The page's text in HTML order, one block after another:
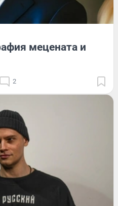
мецената и
2